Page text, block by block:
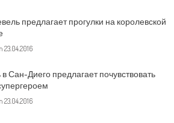
предлагает прогулки на королевской
23.04.2016
Сан-Диего предлагает почувствовать
23.04.2016